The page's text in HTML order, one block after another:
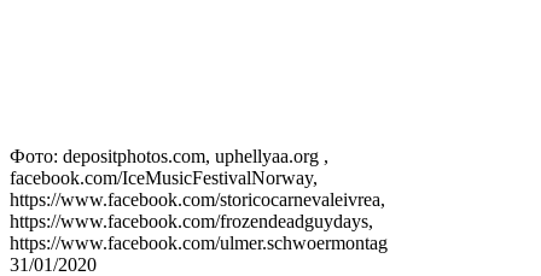
Фото: depositphotos.com, uphellyaa.org ,
facebook.com/IceMusicFestivalNorway,
https://www.facebook.com/storicocarnevaleivrea,
https://www.facebook.com/frozendeadguydays,
https://www.facebook.com/ulmer.schwoermontag
31/01/2020